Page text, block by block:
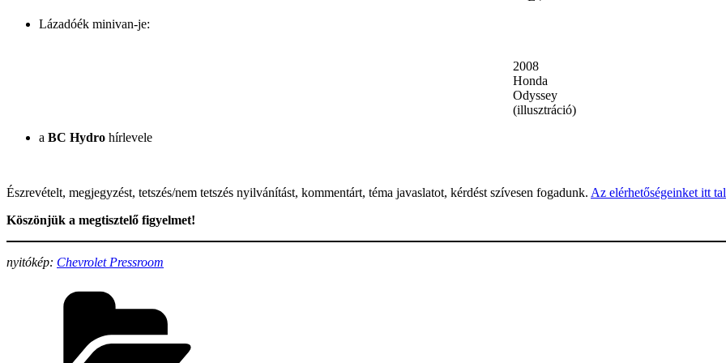
Lázadóék minivan-je:
2008
Honda
Odyssey
(illusztráció)
a BC Hydro hírlevele
Észrevételt, megjegyzést, tetszés/nem tetszés nyilvánítást, kommentárt, téma javaslatot, kérdést szívesen fogadunk. Az elérhetőségeinket itt
Köszönjük a megtisztelő figyelmet!
nyitókép: Chevrolet Pressroom